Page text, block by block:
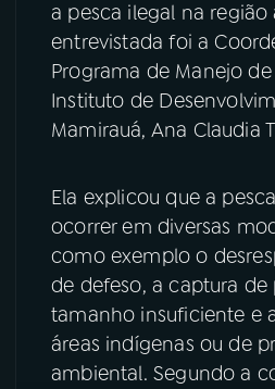
08FESTIVAL DE MÚSICA
ACOMPANHE A RÁDIO NACIONAL
YouTube
TikTok
a pesca ilegal na região
entrevistada foi a
Programa de Manejo
Instituto de
Mamirauá, Ana Claudia
Ela explicou que a
ocorrer em diversas
como exemplo o
de defeso, a captura de
tamanho insuficiente e
áreas indígenas ou de
ambiental. Segundo a